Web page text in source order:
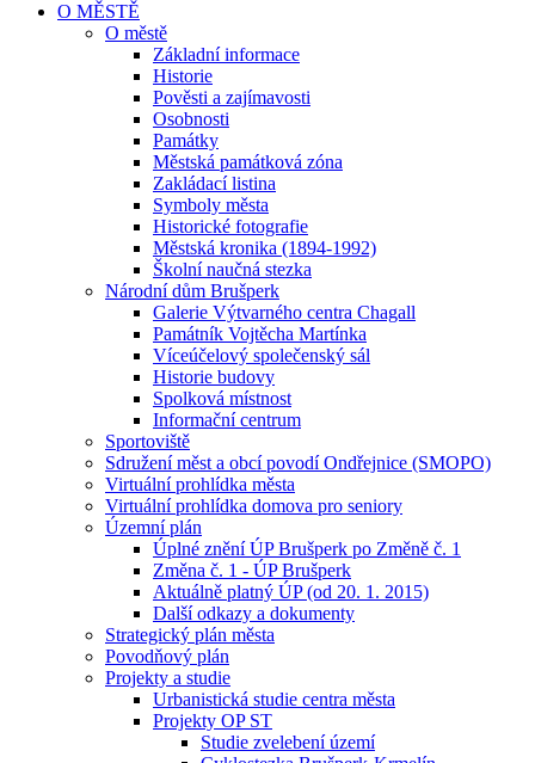
O MĚSTĚ
O městě
Základní informace
Historie
Pověsti a zajímavosti
Osobnosti
Památky
Městská památková zóna
Zakládací listina
Symboly města
Historické fotografie
Městská kronika (1894-1992)
Školní naučná stezka
Národní dům Brušperk
Galerie Výtvarného centra Chagall
Památník Vojtěcha Martínka
Víceúčelový společenský sál
Historie budovy
Spolková místnost
Informační centrum
Sportoviště
Sdružení měst a obcí povodí Ondřejnice (SMOPO)
Virtuální prohlídka města
Virtuální prohlídka domova pro seniory
Územní plán
Úplné znění ÚP Brušperk po Změně č. 1
Změna č. 1 - ÚP Brušperk
Aktuálně platný ÚP (od 20. 1. 2015)
Další odkazy a dokumenty
Strategický plán města
Povodňový plán
Projekty a studie
Urbanistická studie centra města
Projekty OP ST
Studie zvelebení území